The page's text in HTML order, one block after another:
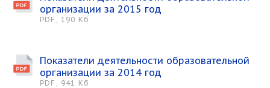
организации за 2015 год
PDF, 190 Кб
Показатели деятельности образовательной
организации за 2014 год
PDF, 941 Кб